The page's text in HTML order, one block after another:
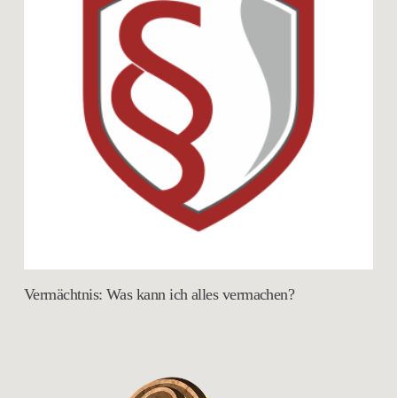
Vermächtnis: Was kann ich alles vermachen?